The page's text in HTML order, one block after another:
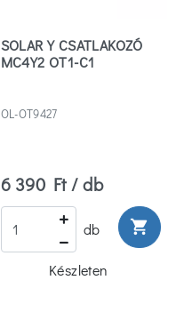
SOLAR Y CSATLAKOZÓ
MC4Y2 OT1-C1
OL-OT9427
6 390 Ft / db
db shopping_cart
Készleten